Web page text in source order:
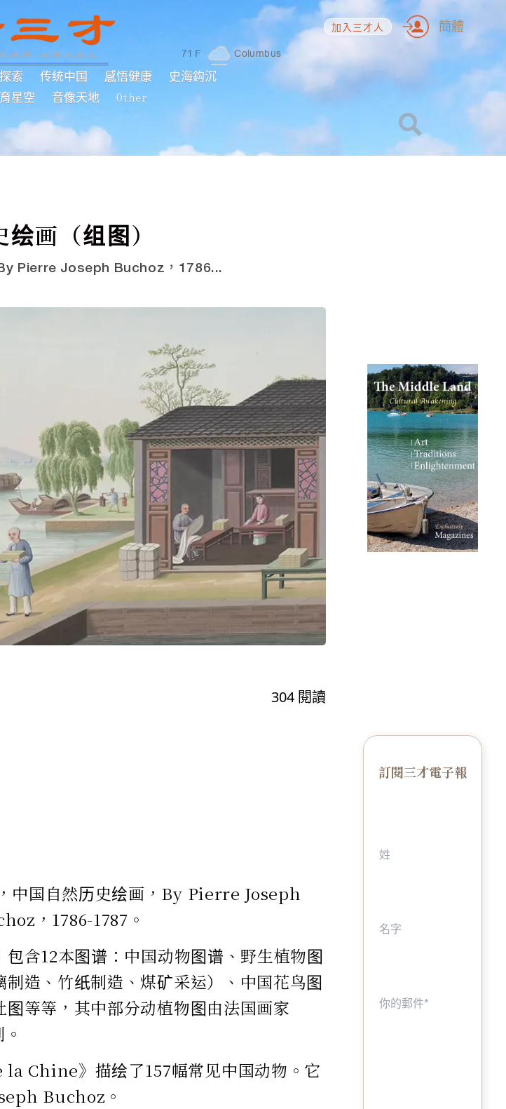
71 F Columbus
索 传统中国 感悟健康
史海鈎沉
星空 音像天地 Other
加入三才人 簡體
画（组图）
Pierre Joseph Buchoz，1786...
304 閱讀
国自然历史绘画，By Pierre Joseph
，1786-1787。
含12本图谱：中国动物图谱、野生植物图
造、竹纸制造、煤矿采运）、中国花鸟图
等等，其中部分动植物图由法国画家
Chine》描绘了157幅常见中国动物。它
Buchoz。
訂閱三才電子報